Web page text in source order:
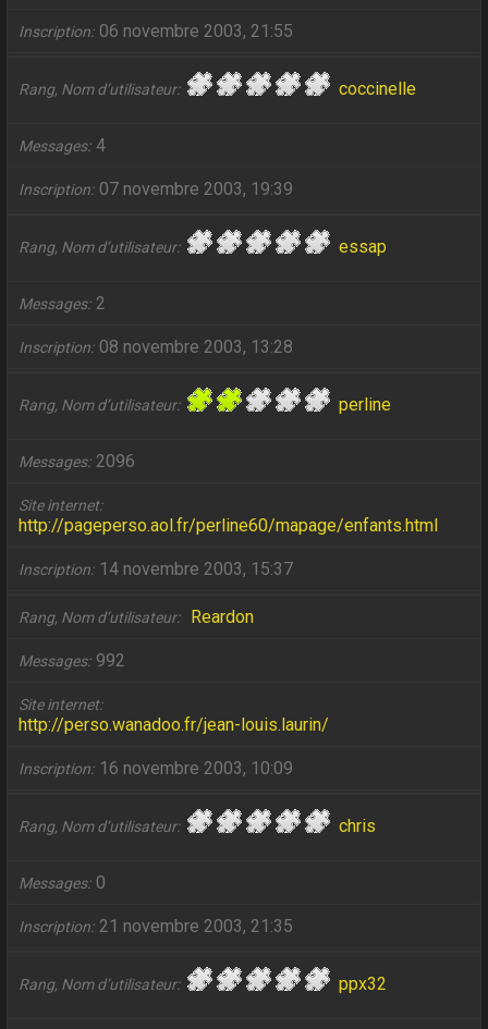
Inscription 06 novembre 2003, 21:55
Rang, Nom d’utilisateur coccinelle
Messages 4
Inscription 07 novembre 2003, 19:39
Rang, Nom d’utilisateur essap
Messages 2
Inscription 08 novembre 2003, 13:28
Rang, Nom d’utilisateur perline
Messages 2096
Site internet
http://pageperso.aol.fr/perline60/mapage/enfants.html
Inscription 14 novembre 2003, 15:37
Rang, Nom d’utilisateur Reardon
Messages 992
Site internet
http://perso.wanadoo.fr/jean-louis.laurin/
Inscription 16 novembre 2003, 10:09
Rang, Nom d’utilisateur chris
Messages 0
Inscription 21 novembre 2003, 21:35
Rang, Nom d’utilisateur ppx32